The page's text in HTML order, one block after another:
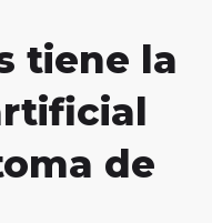
tiene la
de